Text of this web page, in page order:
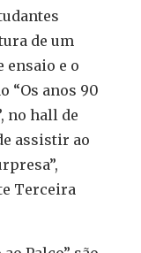
de um
ensaio e o
“Os anos 90
no hall de
assistir ao
Terceira